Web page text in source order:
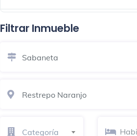
Plaza 77 Mall
Centro comercial
Cra 45
Bar
Filtrar Inmueble
Sabaneta
Restrepo Naranjo
Categoría